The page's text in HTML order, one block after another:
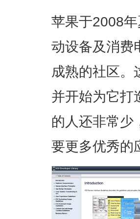
苹果于2008
动设备及消费
成熟的社区。
并开始为它打
的人还非常少
要更多优秀的